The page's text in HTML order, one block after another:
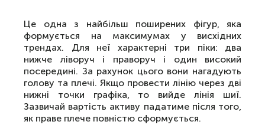
Це одна з найбільш поширених фігур, яка
формується на максимумах у висхідних
трендах. Для неї характерні три піки: два
нижче ліворуч і праворуч і один високий
посередині. За рахунок цього вони нагадують
голову та плечі. Якщо провести лінію через дві
нижні точки графіка, то вийде лінія шиї.
Зазвичай вартість активу падатиме після того,
як праве плече повністю сформується.